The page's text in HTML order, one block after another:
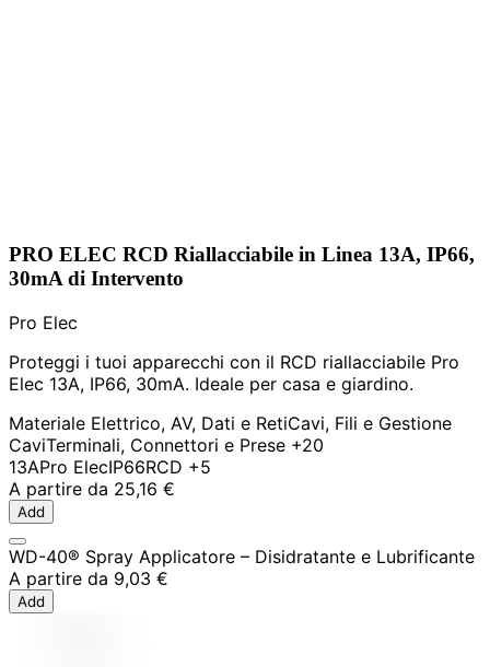
PRO ELEC RCD Riallacciabile in Linea 13A, IP66,
30mA di Intervento
Pro Elec
Proteggi i tuoi apparecchi con il RCD riallacciabile Pro
Elec 13A, IP66, 30mA. Ideale per casa e giardino.
Materiale Elettrico, AV, Dati e RetiCavi, Fili e Gestione
CaviTerminali, Connettori e Prese +20
13APro ElecIP66RCD +5
A partire da 25,16 €
Add
WD-40® Spray Applicatore – Disidratante e Lubrificante
A partire da 9,03 €
Add